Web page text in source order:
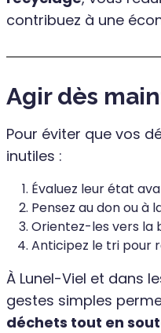
contribuez à une
Agir dès
Pour éviter que vos
inutiles :
Évaluez leur état
Pensez au don ou à
Orientez-les vers la
Anticipez le tri pour
À Lunel-Viel et dans
gestes simples
déchets tout en